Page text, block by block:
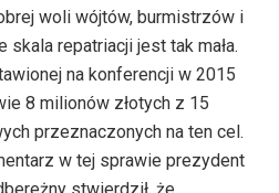
woli wójtów, burmistrzów i
repatriacji jest tak mała.
na konferencji w 2015
8 milionów złotych z 15
przeznaczonych na ten cel.
w tej sprawie prezydent